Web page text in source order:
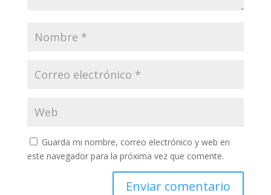
Guarda mi nombre, correo electrónico y web en
este navegador para la próxima vez que comente.